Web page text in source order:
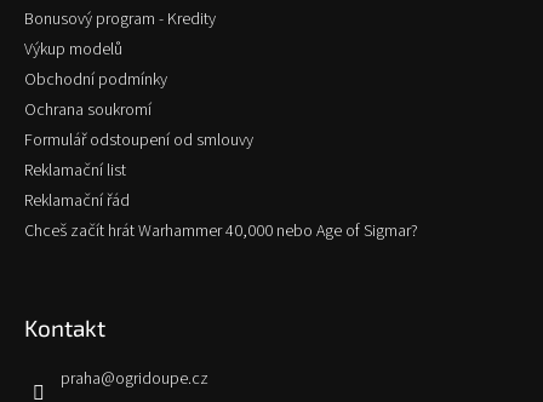
Bonusový program - Kredity
Výkup modelů
Obchodní podmínky
Ochrana soukromí
Formulář odstoupení od smlouvy
Reklamační list
Reklamační řád
Chceš začít hrát Warhammer 40,000 nebo Age of Sigmar?
Kontakt
praha@ogridoupe.cz